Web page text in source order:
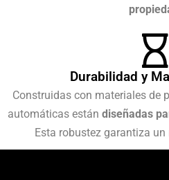
Durabilidad y
Construidas con materiales de
automáticas están diseñadas
Esta robustez garantiza